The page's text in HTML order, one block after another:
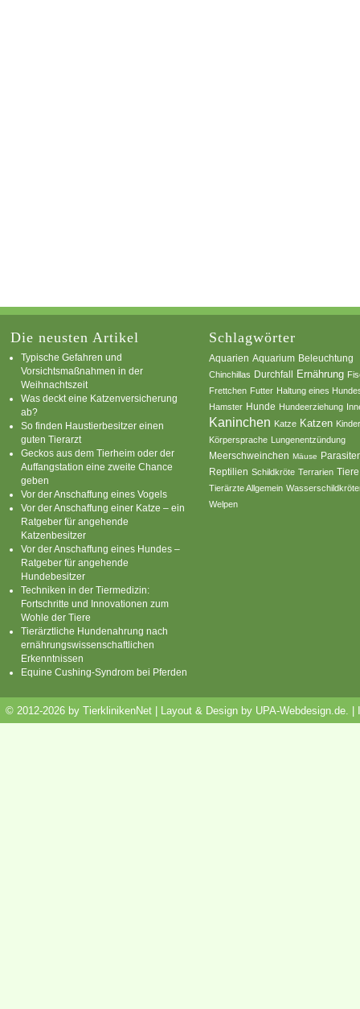
Die neusten Artikel
Typische Gefahren und
Vorsichtsmaßnahmen in der
Weihnachtszeit
Was deckt eine Katzenversicherung
ab?
So finden Haustierbesitzer einen
guten Tierarzt
Geckos aus dem Tierheim oder der
Auffangstation eine zweite Chance
geben
Vor der Anschaffung eines Vogels
Vor der Anschaffung einer Katze – ein
Ratgeber für angehende
Katzenbesitzer
Vor der Anschaffung eines Hundes –
Ratgeber für angehende
Hundebesitzer
Techniken in der Tiermedizin:
Fortschritte und Innovationen zum
Wohle der Tiere
Tierärztliche Hundenahrung nach
ernährungswissenschaftlichen
Erkenntnissen
Equine Cushing-Syndrom bei Pferden
Schlagwörter
Aquarien Aquarium Beleuchtung
Chinchillas Durchfall Ernährung
Frettchen Futter Haltung eines
Hamster Hunde Hundeerziehung
Kaninchen Katze Katzen
Körpersprache Lungenentzündung
Meerschweinchen Mäuse
Reptilien Schildkröte Terrarien Tiere
Tierärzte Allgemein
Welpen
© 2012-2026 by TierklinikenNet | Layout & Design by UPA-Webdesign.de.